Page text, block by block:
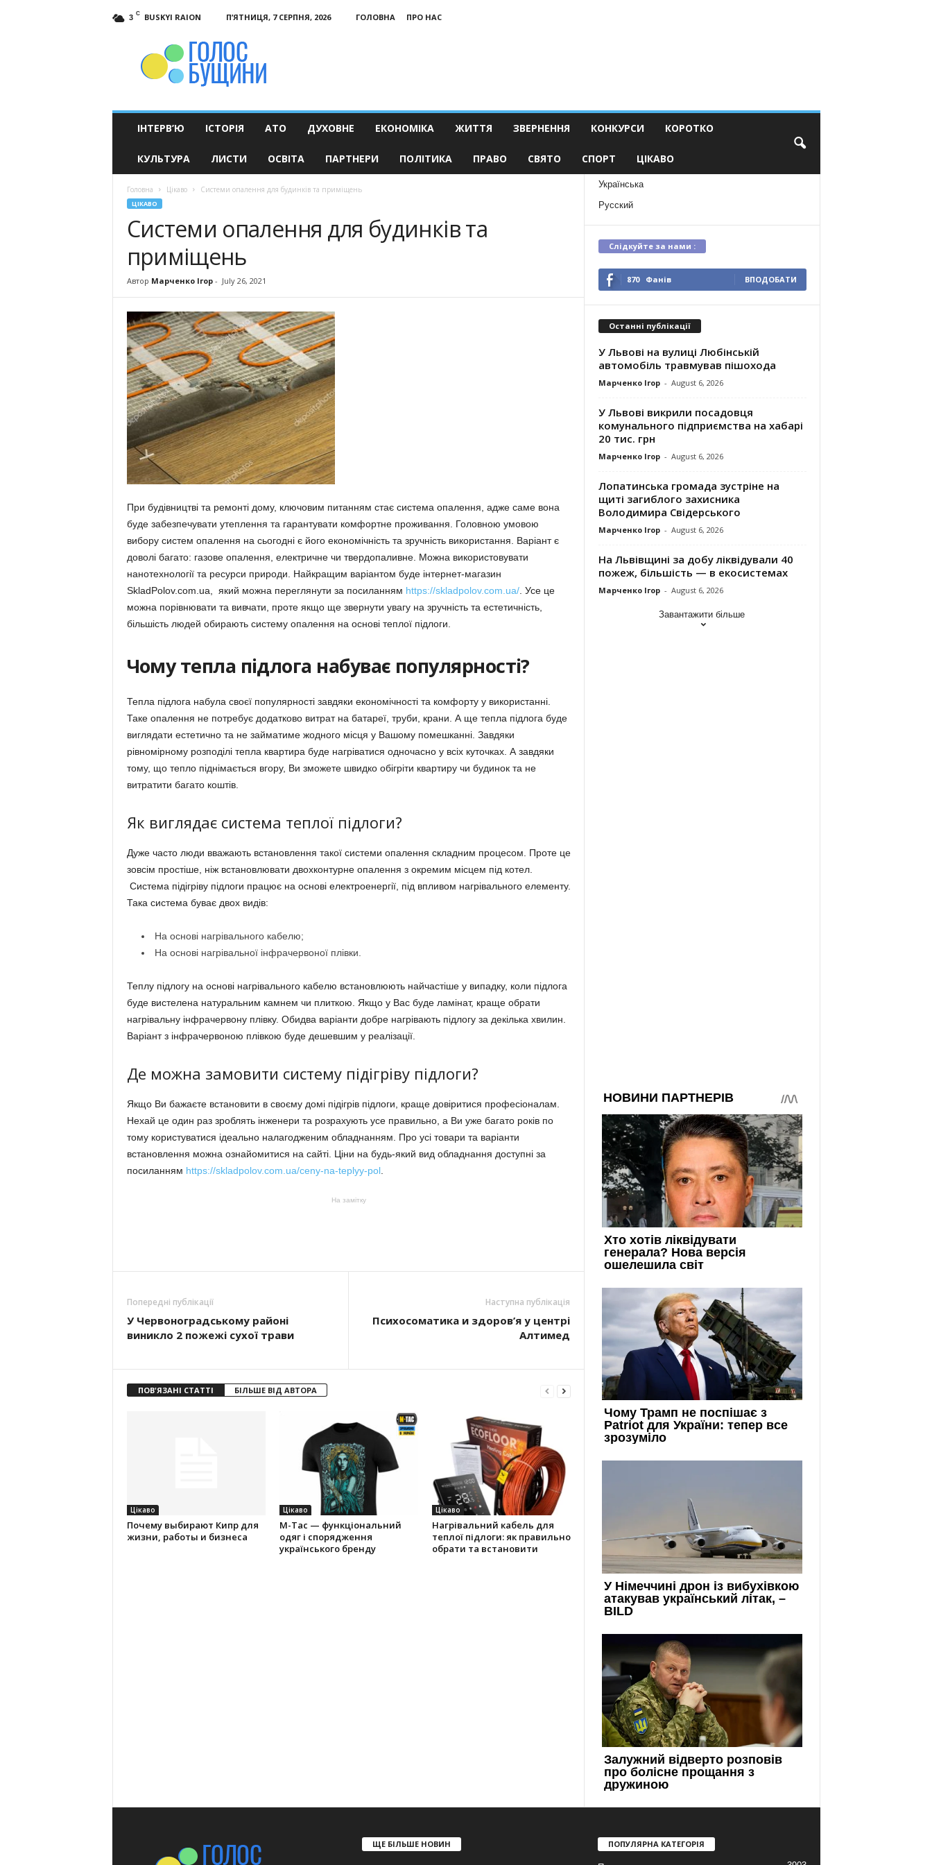
3 C BUSKYI RAION П’ЯТНИЦЯ, 7 СЕРПНЯ, 2026 ГОЛОВНА
ПРО НАС
ІНТЕРВ’Ю ІСТОРІЯ АТО ДУХОВНЕ ЕКОНОМІКА ЖИТТЯ ЗВЕРНЕННЯ КОНКУРСИ КОРОТКО
КУЛЬТУРА ЛИСТИ ОСВІТА ПАРТНЕРИ ПОЛІТИКА ПРАВО СВЯТО СПОРТ ЦІКАВО
Головна Цікаво Системи опалення для будинків та приміщень
ЦІКАВО
Системи опалення для будинків та
приміщень
Автор Марченко Ігор- July 26, 2021
При будівництві та ремонті дому, ключовим питанням стає система опалення, адже саме вона
буде забезпечувати утеплення та гарантувати комфортне проживання. Головною умовою
вибору систем опалення на сьогодні є його економічність та зручність використання. Варіант є
доволі багато: газове опалення, електричне чи твердопаливне. Можна використовувати
нанотехнології та ресурси природи. Найкращим варіантом буде інтернет-магазин
SkladPolov.com.ua, який можна переглянути за посиланням https://skladpolov.com.ua/. Усе це
можна порівнювати та вивчати, проте якщо ще звернути увагу на зручність та естетичність,
більшість людей обирають систему опалення на основі теплої підлоги.
Чому тепла підлога набуває популярності?
Тепла підлога набула своєї популярності завдяки економічності та комфорту у використанні.
Таке опалення не потребує додатково витрат на батареї, труби, крани. А ще тепла підлога буде
виглядати естетично та не займатиме жодного місця у Вашому помешканні. Завдяки
рівномірному розподілі тепла квартира буде нагріватися одночасно у всіх куточках. А завдяки
тому, що тепло піднімається вгору, Ви зможете швидко обігріти квартиру чи будинок та не
витратити багато коштів.
Як виглядає система теплої підлоги?
Дуже часто люди вважають встановлення такої системи опалення складним процесом. Проте це
зовсім простіше, ніж встановлювати двохконтурне опалення з окремим місцем під котел.
Система підігріву підлоги працює на основі електроенергії, під впливом нагрівального елементу.
Така система буває двох видів:
На основі нагрівального кабелю;
На основі нагрівальної інфрачервоної плівки.
Теплу підлогу на основі нагрівального кабелю встановлюють найчастіше у випадку, коли підлога
буде вистелена натуральним камнем чи плиткою. Якщо у Вас буде ламінат, краще обрати
нагрівальну інфрачервону плівку. Обидва варіанти добре нагрівають підлогу за декілька хвилин.
Варіант з інфрачервоною плівкою буде дешевшим у реалізації.
Де можна замовити систему підігріву підлоги?
Якщо Ви бажаєте встановити в своєму домі підігрів підлоги, краще довіритися професіоналам.
Нехай це один раз зроблять інженери та розрахують усе правильно, а Ви уже багато років по
тому користуватися ідеально налагодженим обладнанням. Про усі товари та варіанти
встановлення можна ознайомитися на сайті. Ціни на будь-який вид обладнання доступні за
посиланням https://skladpolov.com.ua/ceny-na-teplyy-pol.
На замітку
Попередні публікації
У Червоноградському районі
виникло 2 пожежі сухої трави
Наступна публікація
Психосоматика и здоров’я у центрі
Алтимед
ПОВ'ЯЗАНІ СТАТТІ БІЛЬШЕ ВІД АВТОРА
Цікаво
Почему выбирают Кипр для
жизни, работы и бизнеса
Цікаво
M-Tac — функціональний
одяг і спорядження
українського бренду
Цікаво
Нагрівальний кабель для
теплої підлоги: як правильно
обрати та встановити
Українська
Русский
Слідкуйте за нами :
870 Фанів ВПОДОБАТИ
Останні публікації
У Львові на вулиці Любінській
автомобіль травмував пішохода
Марченко Ігор - August 6, 2026
У Львові викрили посадовця
комунального підприємства на хабарі
20 тис. грн
Марченко Ігор - August 6, 2026
Лопатинська громада зустріне на
щиті загиблого захисника
Володимира Свідерського
Марченко Ігор - August 6, 2026
На Львівщині за добу ліквідували 40
пожеж, більшість — в екосистемах
Марченко Ігор - August 6, 2026
Завантажити більше
ЩЕ БІЛЬШЕ НОВИН ПОПУЛЯРНА КАТЕГОРІЯ